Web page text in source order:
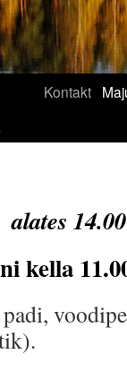
Kontakt
kella